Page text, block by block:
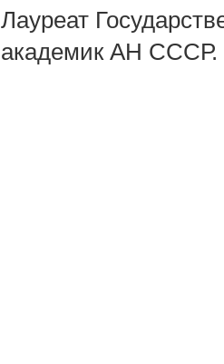
Лауреат
академик АН СССР.